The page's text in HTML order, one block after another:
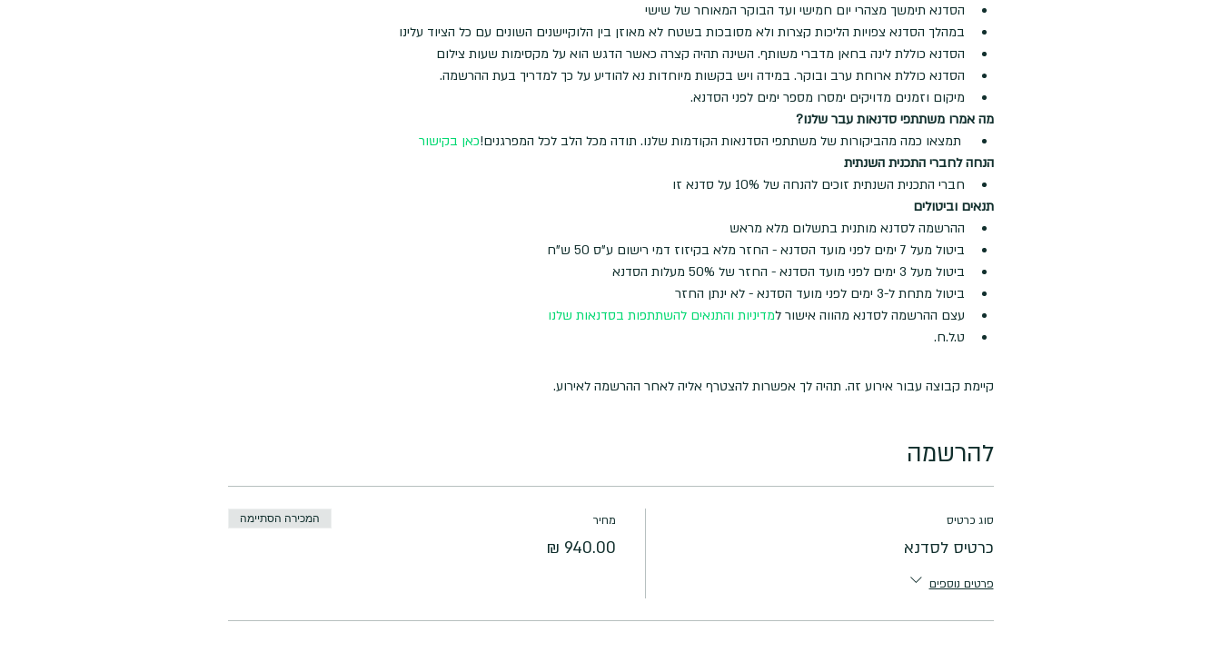
הסדנא תימשך מצהרי יום חמישי ועד הבוקר המאוחר של שישי
במהלך הסדנא צפויות הליכות קצרות ולא מסובכות בשטח לא מאוזן בין הלוקיישנים השונים עם כל הציוד עלינו
הסדנא כוללת לינה בחאן מדברי משותף. השינה תהיה קצרה כאשר הדגש הוא על מקסימות שעות צילום
הסדנא כוללת ארוחת ערב ובוקר. במידה ויש בקשות מיוחדות נא להודיע על כך למדריך בעת ההרשמה.
מיקום וזמנים מדויקים ימסרו מספר ימים לפני הסדנא.
מה אמרו משתתפי סדנאות עבר שלנו?
כאן בקישור
הנחה לחברי התכנית השנתית
חברי התכנית השנתית זוכים להנחה של 10% על סדנא זו
תנאים וביטולים
ההרשמה לסדנא מותנית בתשלום מלא מראש
ביטול מעל 7 ימים לפני מועד הסדנא - החזר מלא בקיזוז דמי רישום ע"ס 50 ש"ח
ביטול מעל 3 ימים לפני מועד הסדנא - החזר של 50% מעלות הסדנא
ביטול מתחת ל-3 ימים לפני מועד הסדנא - לא ינתן החזר
עצם ההרשמה לסדנא מהווה אישור למדיניות והתנאים להשתתפות בסדנאות שלנו
ט.ל.ח.
קיימת קבוצה עבור אירוע זה. תהיה לך אפשרות להצטרף אליה לאחר ההרשמה לאירוע.
להרשמה
סוג כרטיס
כרטיס לסדנא
פרטים נוספים
מחיר המכירה הסתיימה